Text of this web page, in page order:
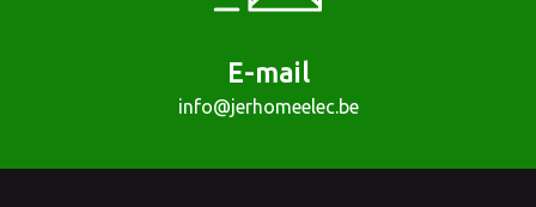
E-mail
info@jerhomeelec.be